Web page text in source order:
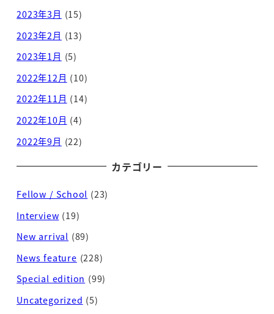
2023年3月 (15)
2023年2月 (13)
2023年1月 (5)
2022年12月 (10)
2022年11月 (14)
2022年10月 (4)
2022年9月 (22)
カテゴリー
Fellow / School (23)
Interview (19)
New arrival (89)
News feature (228)
Special edition (99)
Uncategorized (5)